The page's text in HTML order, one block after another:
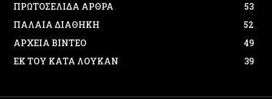
ΠΡΩΤΟΣΕΛΙΔΑ ΑΡΘΡΑ
53
ΠΑΛΑΙΑ ΔΙΑΘΗΚΗ
52
ΑΡΧΕΙΑ ΒΙΝΤΕΟ
49
ΕΚ ΤΟΥ ΚΑΤΑ ΛΟΥΚΑΝ
39